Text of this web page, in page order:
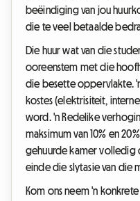
beëindiging van jou
die te veel betaalde
Die huur wat van die
ooreenstem met die
die besette oppervlakte.
kostes (elektrisiteit,
word. 'n Redelike
maksimum van 10% en
gehuurde kamer volledig
einde die slytasie van die
Kom ons neem 'n